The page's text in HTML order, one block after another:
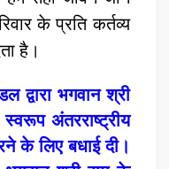
के प्रति कर्तव्य
है।
द्वारा भगवान श्री
अंतरराष्ट्रीय
के लिए बधाई दी।